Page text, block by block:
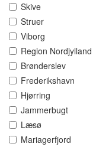
Skive
Struer
Viborg
Region Nordjylland
Brønderslev
Frederikshavn
Hjørring
Jammerbugt
Læsø
Mariagerfjord